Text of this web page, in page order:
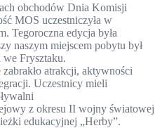
obchodów Dnia Komisji
MOS uczestniczyła w
Tegoroczna edycja była
naszym miejscem pobytu był
Frysztaku.
atrakcji, aktywności
Uczestnicy mieli
z okresu II wojny światowej
edukacyjnej „Herby”.